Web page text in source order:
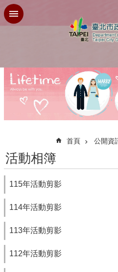
跳到主要內容區塊
首頁 公開資
活動相簿
115年活動剪影
114年活動剪影
113年活動剪影
112年活動剪影